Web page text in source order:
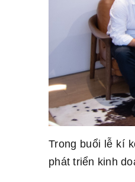
Trong buổi lễ kí
phát triển kinh